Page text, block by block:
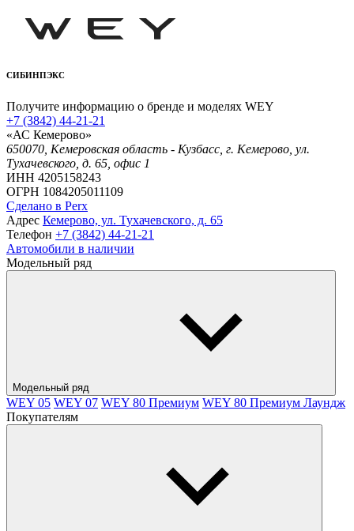
СИБИНПЭКС
Получите информацию о бренде и моделях WEY
+7 (3842) 44-21-21
«АС Кемерово»
650070, Кемеровская область - Кузбасс, г. Кемерово, ул.
Тухачевского, д. 65, офис 1
ИНН 4205158243
ОГРН 1084205011109
Сделано в Perx
Адрес Кемерово, ул. Тухачевского, д. 65
Телефон +7 (3842) 44-21-21
Автомобили в наличии
Модельный ряд
Модельный ряд
WEY 05 WEY 07 WEY 80 Премиум WEY 80 Премиум Лаундж
Покупателям